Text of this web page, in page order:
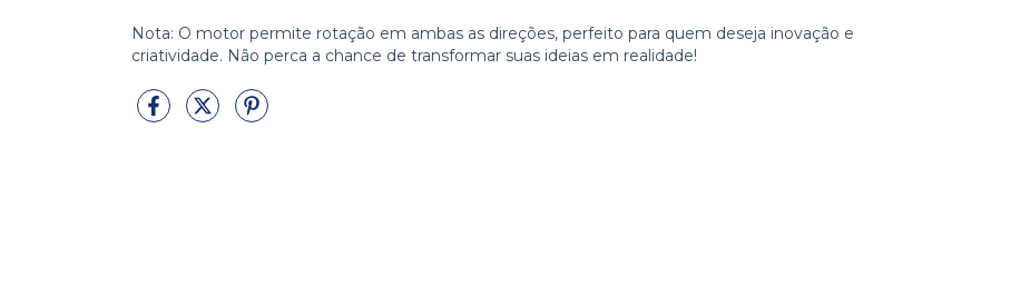
Nota: O motor permite rotação em ambas as direções, perfeito para quem deseja inovação e
criatividade. Não perca a chance de transformar suas ideias em realidade!